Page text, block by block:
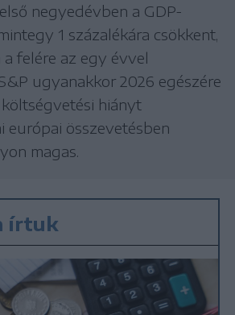
negyedévben a GDP-
1 százalékára csökkent,
felére az egy évvel
ugyanakkor 2026 egészére
költségvetési hiányt
európai összevetésben
magas.
írtuk